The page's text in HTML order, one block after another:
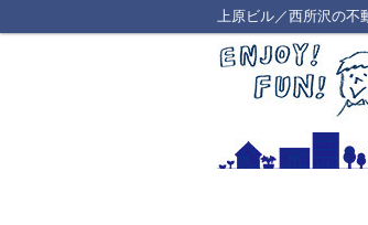
上原ビル／西所沢の不